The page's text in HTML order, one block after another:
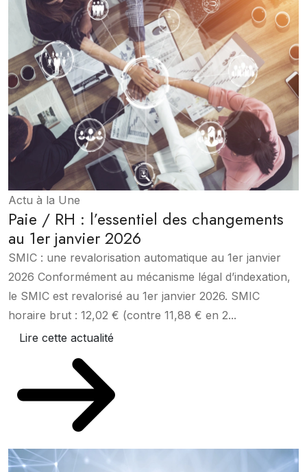
Actu à la Une
Paie / RH : l’essentiel des changements
au 1er janvier 2026
SMIC : une revalorisation automatique au 1er janvier
2026 Conformément au mécanisme légal d’indexation,
le SMIC est revalorisé au 1er janvier 2026. SMIC
horaire brut : 12,02 € (contre 11,88 € en 2...
Lire cette actualité